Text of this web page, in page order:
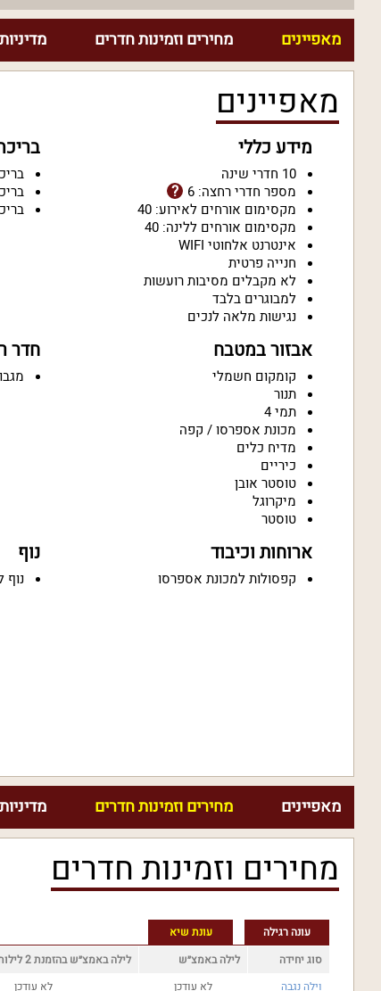
מאפיינים מחירים וזמינות חדרים מדיניות
מאפיינים
מידע כללי
10 חדרי שינה
מספר חדרי רחצה: 6
מקסימום אורחים לאירוע: 40
מקסימום אורחים ללינה: 40
אינטרנט אלחוטי WIFI
חנייה פרטית
לא מקבלים מסיבות רועשות
למבוגרים בלבד
נגישות מלאה לנכים
אבזור במטבח
קומקום חשמלי
תנור
תמי 4
מכונת אספרסו / קפה
מדיח כלים
כיריים
טוסטר אובן
מיקרוגל
טוסטר
חדר
ארוחות וכיבוד
קפסולות למכונת אספרסו
נוף
נוף
מאפיינים מחירים וזמינות חדרים מדיניות
מחירים וזמינות חדרים
עונה רגילה עונת שיא
סוג יחידה
לילה באמצ״ש לילה באמצ״ש בהזמנת 2 לילות
וילה נגבה
לא עודכן לא עודכן